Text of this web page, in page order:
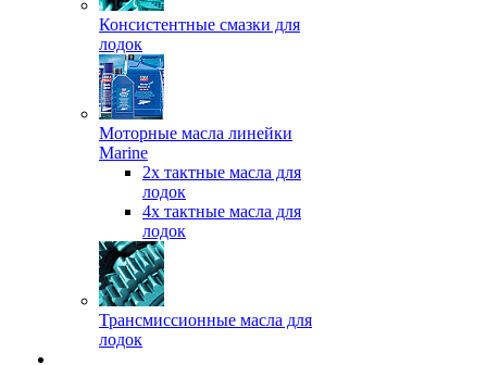
Консистентные смазки для
лодок
Моторные масла линейки
Marine
2х тактные масла для
лодок
4х тактные масла для
лодок
Трансмиссионные масла для
лодок